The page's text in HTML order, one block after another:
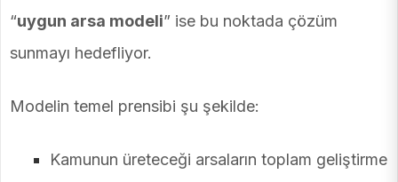
“uygun arsa modeli” ise bu noktada çözüm
sunmayı hedefliyor.
Modelin temel prensibi şu şekilde:
Kamunun üreteceği arsaların toplam geliştirme